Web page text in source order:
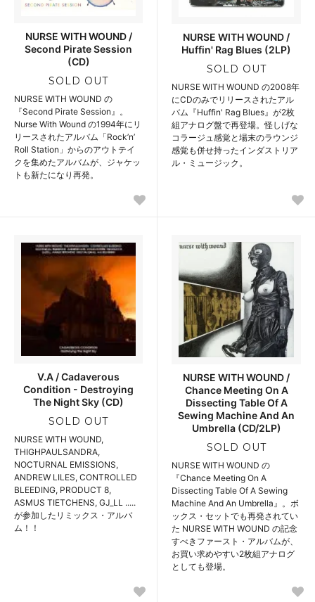
NURSE WITH WOUND /
Second Pirate Session
(CD)
SOLD OUT
NURSE WITH WOUND の
『Second Pirate Session』。
Nurse With Wound の1994年にリ
リースされたアルバム「Rock’n’
Roll Station」からのアウトテイ
クを集めたアルバムが、ジャケッ
トも新たになり再発。
NURSE WITH WOUND /
Huffin' Rag Blues (2LP)
SOLD OUT
NURSE WITH WOUND の2008年
にCDのみでリリースされたアル
バム『Huffin' Rag Blues』が2枚
組アナログ盤で再登場。怪しげな
コラージュ感覚と場末のラウンジ
感覚も併せ持ったインダストリア
ル・ミュージック。
V.A / Cadaverous
Condition - Destroying
The Night Sky (CD)
SOLD OUT
NURSE WITH WOUND,
THIGHPAULSANDRA,
NOCTURNAL EMISSIONS,
ANDREW LILES, CONTROLLED
BLEEDING, PRODUCT 8,
ASMUS TIETCHENS, GJ_LL .....
が参加したリミックス・アルバ
ム！！
NURSE WITH WOUND /
Chance Meeting On A
Dissecting Table Of A
Sewing Machine And An
Umbrella (CD/2LP)
SOLD OUT
NURSE WITH WOUND の
『Chance Meeting On A
Dissecting Table Of A Sewing
Machine And An Umbrella』。ボ
ックス・セットでも再発されてい
た NURSE WITH WOUND の記念
すべきファースト・アルバムが、
お買い求めやすい2枚組アナログ
としても登場。